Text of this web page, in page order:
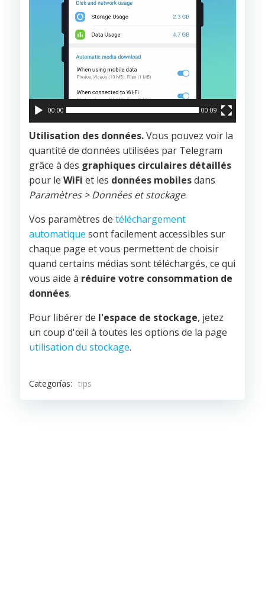
00:00 00:09
Utilisation des données.Vous pouvez voir la
quantité de données utilisées par Telegram
grâce à des graphiques circulaires détaillés
pour le WiFi et les données mobilesdans
Paramètres > Données et stockage.
Vos paramètres de téléchargement
automatique sont facilement accessibles sur
chaque page et vous permettent de choisir
quand certains médias sont téléchargés, ce qui
vous aide à réduire votre consommation de
données.
Pour libérer de l'espace de stockage, jetez
un coup d'œil à toutes les options de la page
utilisation du stockage.
Categorías: tips